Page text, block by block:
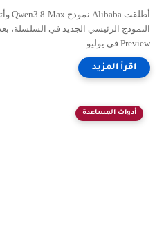
Preview في يوليو...
أدوات المساعدة